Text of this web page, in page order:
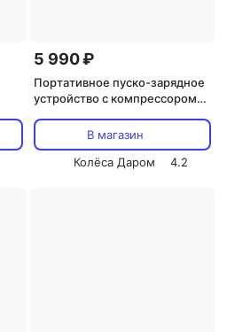
5 990 ₽
Портативное пуско-зарядное
устройство с компрессором
В магазин
Колёса Даром
4.2